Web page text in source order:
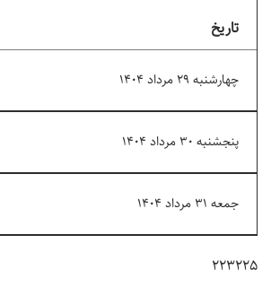
تاریخ
چهارشنبه ۲۹ مرداد ۱۴۰۴
پنجشنبه ۳۰ مرداد ۱۴۰۴
جمعه ۳۱ مرداد ۱۴۰۴
۲۲۳۲۲۵